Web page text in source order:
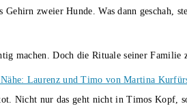
Gehirn zweier Hunde. Was dann
machen. Doch die Rituale seiner
Nähe: Laurenz und Timo von Martina
Nicht nur das geht nicht in Timos Kopf,